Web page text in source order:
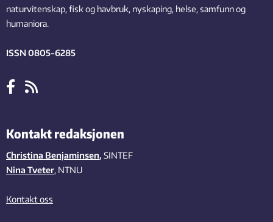
naturvitenskap, fisk og havbruk, nyskaping, helse, samfunn og
humaniora.
ISSN 0805-6285
Kontakt redaksjonen
Christina Benjaminsen, SINTEF
Nina Tveter, NTNU
Kontakt oss